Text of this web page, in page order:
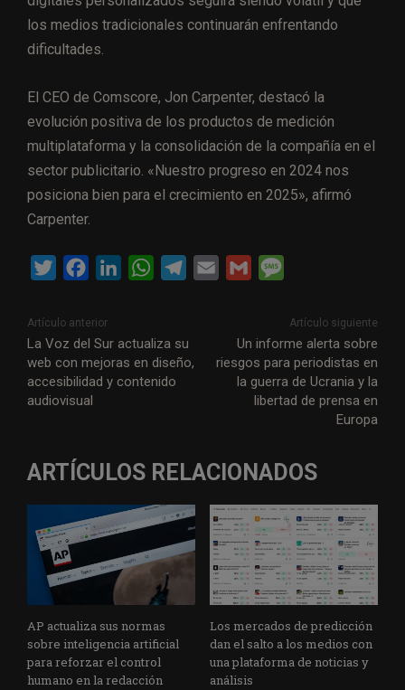
los medios tradicionales continuarán enfrentando
dificultades.
El CEO de Comscore, Jon Carpenter, destacó la
evolución positiva de los productos de medición
multiplataforma y la consolidación de la compañía en el
sector publicitario. «Nuestro progreso en 2024 nos
posiciona bien para el crecimiento en 2025», afirmó
Carpenter.
i
t
t
e
c
e
b
o
k
e
W
t
s
e
g
l
l
s
s
a
g
Artículo anterior
La Voz del Sur actualiza su
web con mejoras en diseño,
accesibilidad y contenido
audiovisual
Artículo siguiente
Un informe alerta sobre
riesgos para periodistas en
la guerra de Ucrania y la
libertad de prensa en
Europa
ARTÍCULOS RELACIONADOS
AP actualiza sus normas
sobre inteligencia artificial
para reforzar el control
humano en la redacción
Los mercados de predicción
dan el salto a los medios con
una plataforma de noticias y
análisis